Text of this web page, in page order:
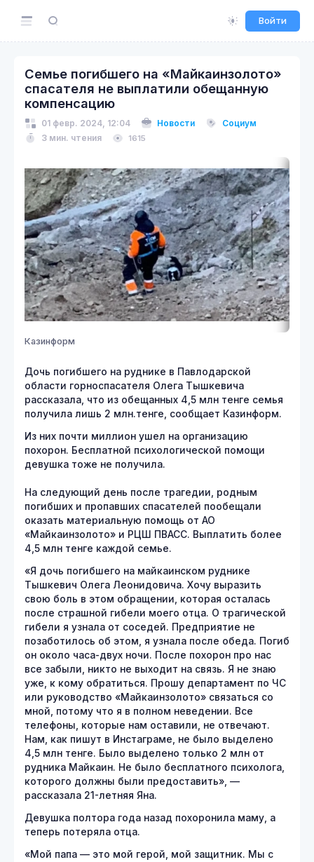
Войти
Семье погибшего на «Майкаинзолото»
спасателя не выплатили обещанную
компенсацию
01 февр. 2024, 12:04 Новости
Социум
3 мин. чтения
1615
Казинформ
Дочь погибшего на руднике в Павлодарской
области горноспасателя Олега Тышкевича
рассказала, что из обещанных 4,5 млн тенге семья
получила лишь 2 млн.тенге, сообщает Казинформ.
Из них почти миллион ушел на организацию
похорон. Бесплатной психологической помощи
девушка тоже не получила.
На следующий день после трагедии, родным
погибших и пропавших спасателей пообещали
оказать материальную помощь от АО
«Майкаинзолото» и РЦШ ПВАСС. Выплатить более
4,5 млн тенге каждой семье.
«Я дочь погибшего на майкаинском руднике
Тышкевич Олега Леонидовича. Хочу выразить
свою боль в этом обращении, которая осталась
после страшной гибели моего отца. О трагической
гибели я узнала от соседей. Предприятие не
позаботилось об этом, я узнала после обеда. Погиб
он около часа-двух ночи. После похорон про нас
все забыли, никто не выходит на связь. Я не знаю
уже, к кому обратиться. Прошу департамент по ЧС
или руководство «Майкаинзолото» связаться со
мной, потому что я в полном неведении. Все
телефоны, которые нам оставили, не отвечают.
Нам, как пишут в Инстаграме, не было выделено
4,5 млн тенге. Было выделено только 2 млн от
рудника Майкаин. Не было бесплатного психолога,
которого должны были предоставить», —
рассказала 21-летняя Яна.
Девушка полтора года назад похоронила маму, а
теперь потеряла отца.
«Мой папа — это мой герой, мой защитник. Мы с